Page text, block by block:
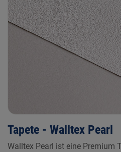
Tapete - Walltex Pearl
Walltex Pearl ist eine Premium